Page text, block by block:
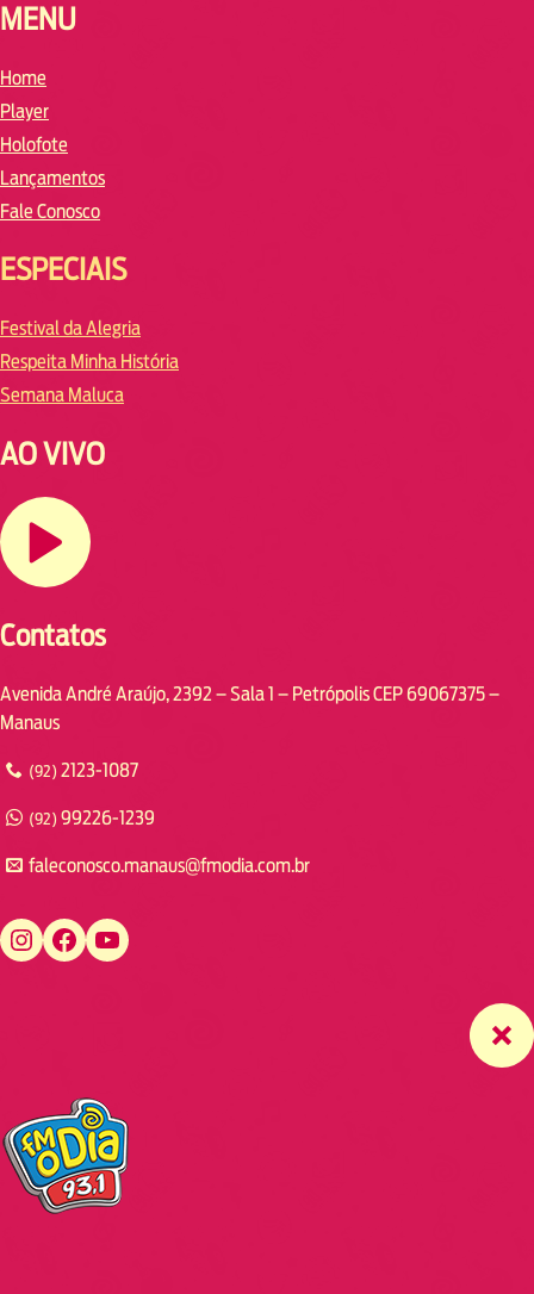
MENU
Home
Player
Holofote
Lançamentos
Fale Conosco
ESPECIAIS
Festival da Alegria
Respeita Minha História
Semana Maluca
AO VIVO
Contatos
Avenida André Araújo, 2392 – Sala 1 – Petrópolis CEP 69067375 –
Manaus
(92) 2123-1087
(92) 99226-1239
faleconosco.manaus@fmodia.com.br
https://www.instagram.com/fmodiamanaus/ https://www.facebook.com/fmodiamanaus https://www.youtube.com/user/radiofmodia